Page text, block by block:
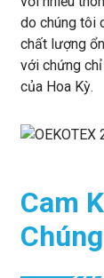
do chúng tôi
chất lượng
với chứng
của Hoa Kỳ.
Cam